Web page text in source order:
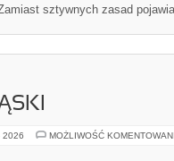
sztywnych zasad
2026 MOŻLIWOŚĆ